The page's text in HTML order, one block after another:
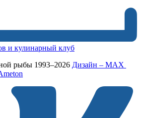
и кулинарный клуб
рыбы 1993–2026 Дизайн – MAX